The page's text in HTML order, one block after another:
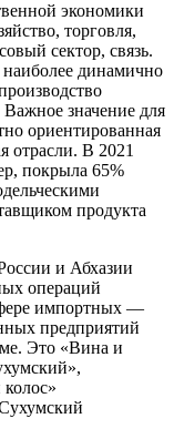
экономики
торговля,
сектор, связь.
динамично
значение для
ориентированная
отрасли. В 2021
покрыла 65%
продукта
и Абхазии
операций
импортных —
предприятий
Это «Вина и